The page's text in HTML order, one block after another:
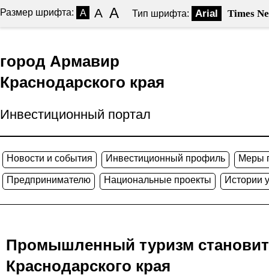
Размер шрифта: A A A Тип шрифта: Arial Times
город Армавир
Краснодарского края
Инвестиционный портал
Новости и события Инвестиционный профиль Меры
Предпринимателю Национальные проекты Истории
Промышленный туризм
Краснодарского края